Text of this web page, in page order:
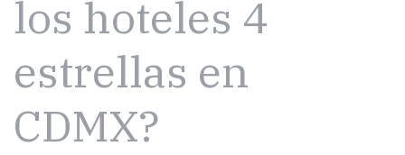
los hoteles 4
estrellas en
CDMX?